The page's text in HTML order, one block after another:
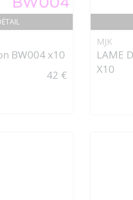
BW004 x10
42 €
MJK
LAME
X10